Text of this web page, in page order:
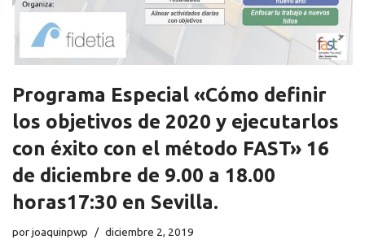
Programa Especial «Cómo definir
los objetivos de 2020 y ejecutarlos
con éxito con el método FAST» 16
de diciembre de 9.00 a 18.00
horas17:30 en Sevilla.
porjoaquinpwp diciembre 2, 2019